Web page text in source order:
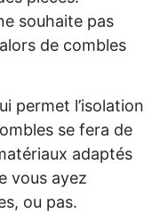
souhaite pas
de combles
permet l’isolation
se fera de
adaptés
vous ayez
ou pas.